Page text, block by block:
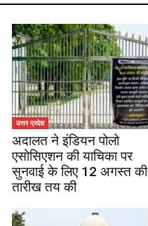
उत्तर प्रदेश
अदालत ने इंडियन पोलो
एसोसिएशन की याचिका पर
सुनवाई के लिए 12 अगस्त की
तारीख तय की